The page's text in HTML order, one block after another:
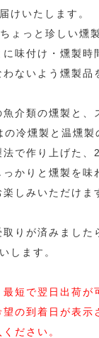
けいたします。
ょっと珍しい燻
味付け・燻製時
ないよう燻製品
介類の燻製と、
冷燻製と温燻製
で作り上げた、
かりと燻製を味
しみいただけま
りが済みました
します。
短で翌日出荷が
の到着日が表示
ださい。